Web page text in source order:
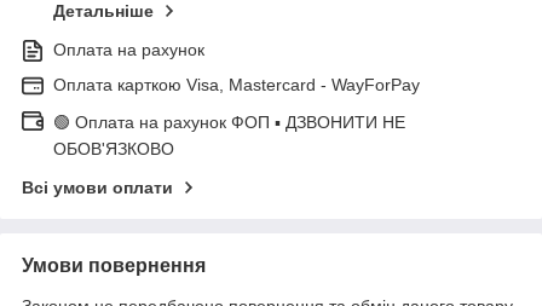
Детальніше
Оплата на рахунок
Оплата карткою Visa, Mastercard - WayForPay
🟢 Оплата на рахунок ФОП ▪ ДЗВОНИТИ НЕ
ОБОВ'ЯЗКОВО
Всі умови оплати
Умови повернення